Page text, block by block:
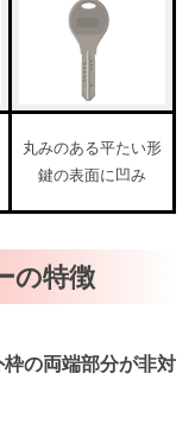
丸みのある平たい形
鍵の表面に凹み
の特徴
枠の両端部分が非対